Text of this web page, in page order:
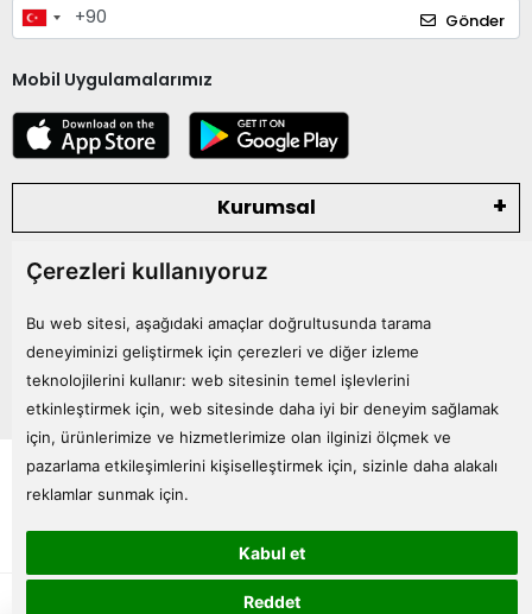
Çerezleri kullanıyoruz
Bu web sitesi, aşağıdaki amaçlar doğrultusunda tarama
deneyiminizi geliştirmek için çerezleri ve diğer izleme
teknolojilerini kullanır: web sitesinin temel işlevlerini
etkinleştirmek için, web sitesinde daha iyi bir deneyim sağlamak
için, ürünlerimize ve hizmetlerimize olan ilginizi ölçmek ve
pazarlama etkileşimlerini kişiselleştirmek için, sizinle daha alakalı
reklamlar sunmak için.
Kabul et
Reddet
Gönder
Mobil Uygulamalarımız
Kurumsal
Kategoriler
Bize Ulaşın
Tüm bilgileriniz 256bit SSL Sertifikası ile korunmaktadır.
© 2024
superKET E-ticaret ve Pazaryeri Entegrasyon Çözümleri